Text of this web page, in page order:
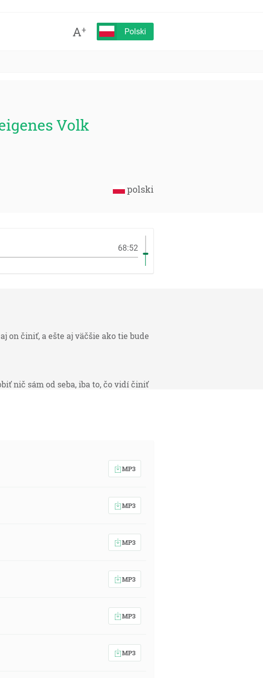
A+ Polski
Volk
polski
68:52
on činiť, a ešte aj väčšie ako tie bude
nič sám od seba, iba to, čo vidí činiť
že som ja kráľ. Ja som sa nato narodil a
môj hlas. [Jn 18:37]
mňa. [Jn 14:6]
MP3
MP3
MP3
MP3
MP3
MP3